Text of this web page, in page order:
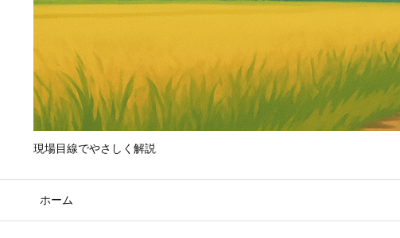
現場目線でやさしく解説
ホーム